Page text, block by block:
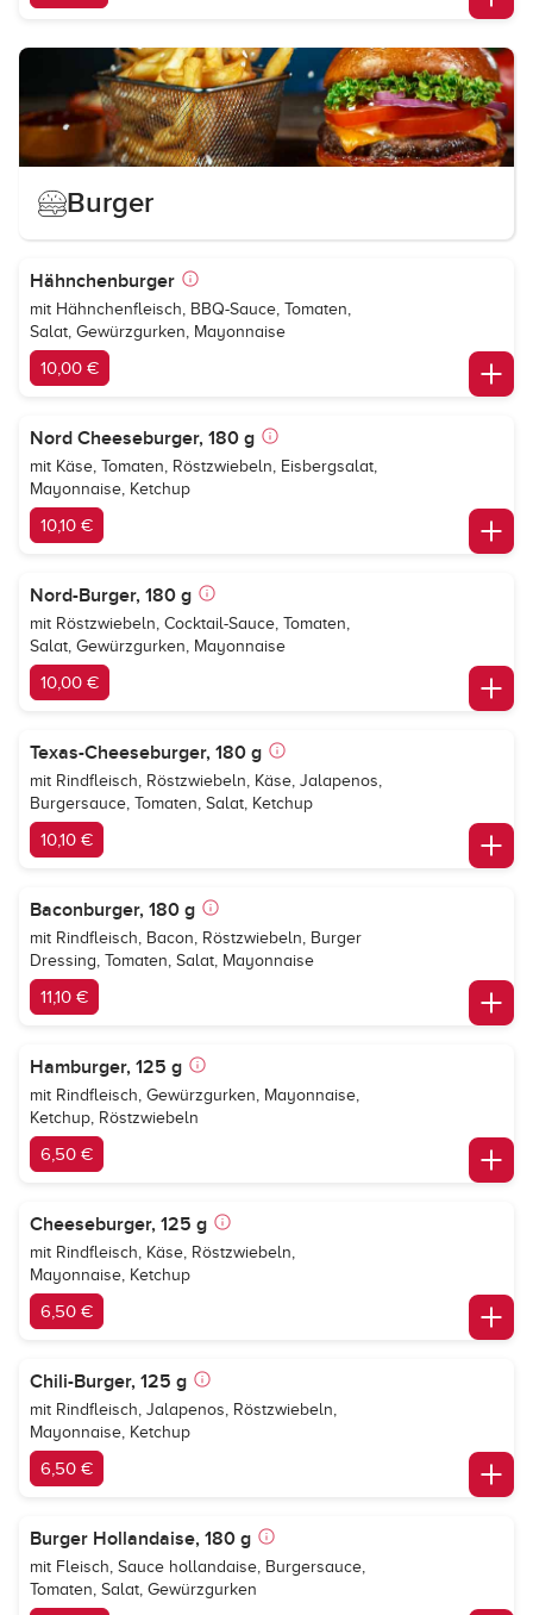
Burger
Hähnchenburger
mit Hähnchenfleisch, BBQ-Sauce, Tomaten,
Salat, Gewürzgurken, Mayonnaise
10,00 €
Nord Cheeseburger, 180 g
mit Käse, Tomaten, Röstzwiebeln, Eisbergsalat,
Mayonnaise, Ketchup
10,10 €
Nord-Burger, 180 g
mit Röstzwiebeln, Cocktail-Sauce, Tomaten,
Salat, Gewürzgurken, Mayonnaise
10,00 €
Texas-Cheeseburger, 180 g
mit Rindfleisch, Röstzwiebeln, Käse, Jalapenos,
Burgersauce, Tomaten, Salat, Ketchup
10,10 €
Baconburger, 180 g
mit Rindfleisch, Bacon, Röstzwiebeln, Burger
Dressing, Tomaten, Salat, Mayonnaise
11,10 €
Hamburger, 125 g
mit Rindfleisch, Gewürzgurken, Mayonnaise,
Ketchup, Röstzwiebeln
6,50 €
Cheeseburger, 125 g
mit Rindfleisch, Käse, Röstzwiebeln,
Mayonnaise, Ketchup
6,50 €
Chili-Burger, 125 g
mit Rindfleisch, Jalapenos, Röstzwiebeln,
Mayonnaise, Ketchup
6,50 €
Burger Hollandaise, 180 g
mit Fleisch, Sauce hollandaise, Burgersauce,
Tomaten, Salat, Gewürzgurken